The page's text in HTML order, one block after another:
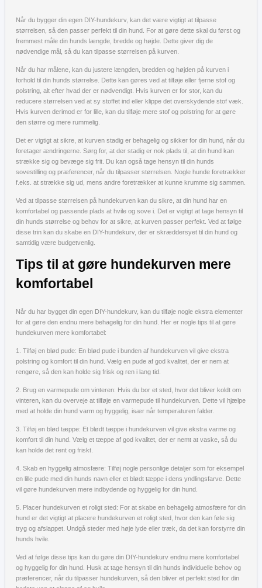
Når du bygger din egen DIY-hundekurv, kan det være vigtigt at tilpasse
størrelsen, så den passer perfekt til din hund. For at gøre dette skal du først og
fremmest måle din hunds længde, bredde og højde. Dette giver dig de
nødvendige mål, så du kan tilpasse størrelsen på kurven.
Når du har målene, kan du justere længden, bredden og højden på kurven i
forhold til din hunds størrelse. Dette kan gøres ved at tilføje eller fjerne stof og
polstring, alt efter hvad der er nødvendigt. Hvis kurven er for stor, kan du
reducere størrelsen ved at sy stoffet ind eller klippe det overskydende stof væk.
Hvis kurven derimod er for lille, kan du tilføje mere stof og polstring for at gøre
den større og mere rummelig.
Det er vigtigt at sikre, at kurven stadig er behagelig og sikker for din hund, når du
foretager ændringerne. Sørg for, at der stadig er nok plads til, at din hund kan
strække sig og bevæge sig frit. Du kan også tage hensyn til din hunds
sovestilling og præferencer, når du tilpasser størrelsen. Nogle hunde foretrækker
f.eks. at strække sig ud, mens andre foretrækker at kunne krumme sig sammen.
Ved at tilpasse størrelsen på hundekurven kan du sikre, at din hund har en
komfortabel og passende plads at hvile og sove i. Det er vigtigt at tage hensyn til
din hunds størrelse og behov for at sikre, at kurven passer perfekt. Ved at følge
disse trin kan du skabe en DIY-hundekurv, der er skræddersyet til din hund og
samtidig være budgetvenlig.
Tips til at gøre hundekurven mere
komfortabel
Når du har bygget din egen DIY-hundekurv, kan du tilføje nogle ekstra elementer
for at gøre den endnu mere behagelig for din hund. Her er nogle tips til at gøre
hundekurven mere komfortabel:
1. Tilføj en blød pude: En blød pude i bunden af hundekurven vil give ekstra
polstring og komfort til din hund. Vælg en pude af god kvalitet, der er nem at
rengøre, så den kan holde sig frisk og ren i lang tid.
2. Brug en varmepude om vinteren: Hvis du bor et sted, hvor det bliver koldt om
vinteren, kan du overveje at tilføje en varmepude til hundekurven. Dette vil hjælpe
med at holde din hund varm og hyggelig, især når temperaturen falder.
3. Tilføj en blød tæppe: Et blødt tæppe i hundekurven vil give ekstra varme og
komfort til din hund. Vælg et tæppe af god kvalitet, der er nemt at vaske, så du
kan holde det rent og friskt.
4. Skab en hyggelig atmosfære: Tilføj nogle personlige detaljer som for eksempel
en lille pude med din hunds navn eller et blødt tæppe i dens yndlingsfarve. Dette
vil gøre hundekurven mere indbydende og hyggelig for din hund.
5. Placer hundekurven et roligt sted: For at skabe en behagelig atmosfære for din
hund er det vigtigt at placere hundekurven et roligt sted, hvor den kan føle sig
tryg og afslappet. Undgå steder med høje lyde eller træk, da det kan forstyrre din
hunds hvile.
Ved at følge disse tips kan du gøre din DIY-hundekurv endnu mere komfortabel
og hyggelig for din hund. Husk at tage hensyn til din hunds individuelle behov og
præferencer, når du tilpasser hundekurven, så den bliver et perfekt sted for din